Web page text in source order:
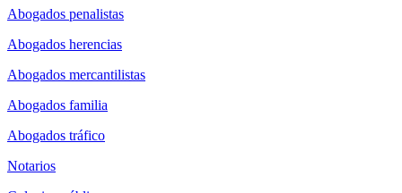
Abogados penalistas
Abogados herencias
Abogados mercantilistas
Abogados familia
Abogados tráfico
Notarios